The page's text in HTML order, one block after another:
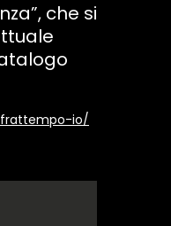
che si
io/